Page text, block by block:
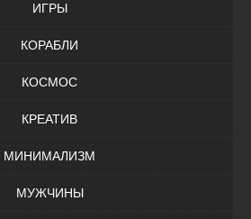
ИГРЫ
КОРАБЛИ
КОСМОС
КРЕАТИВ
МИНИМАЛИЗМ
МУЖЧИНЫ